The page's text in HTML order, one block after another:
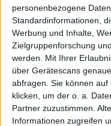
personenbezogene
Standardinformationen,
Werbung und Inhalte,
Zielgruppenforschung
werden.
Mit Ihrer
über Gerätescans
abfragen. Sie können
klicken, um der o. a.
Partner zuzustimmen.
Informationen zugreifen
unaufdringlich und
zum Beispiel in
Insurrection“, aber
verschiedenen
also tadellos
Ansonsten ist von
eingangs erwähnt,
fünfzehn Jahren einer